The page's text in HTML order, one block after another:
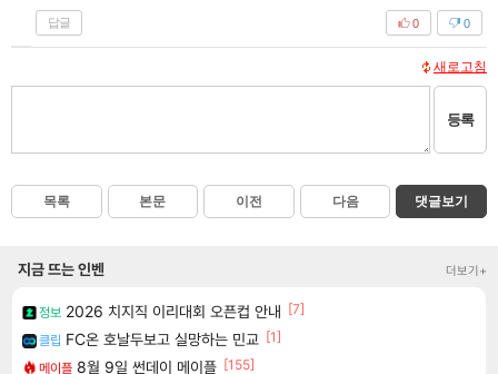
답글 0
0
새로고침
등록
목록 본문 이전 다음 댓글보기
지금 뜨는 인벤 더보기+
정보 2026 치지직 이리대회 오픈컵 안내 [7]
클립 FC온 호날두보고 실망하는 민교 [1]
메이플 8월 9일 썬데이 메이플 [155]